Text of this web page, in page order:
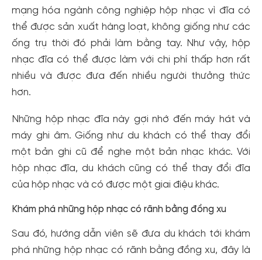
mạng hóa ngành công nghiệp hộp nhạc vì đĩa có
thể được sản xuất hàng loạt, không giống như các
ống trụ thời đó phải làm bằng tay. Như vậy, hộp
nhạc đĩa có thể được làm với chi phí thấp hơn rất
nhiều và được đưa đến nhiều người thưởng thức
hơn.
Những hộp nhạc đĩa này gợi nhớ đến máy hát và
máy ghi âm. Giống như du khách có thể thay đổi
một bản ghi cũ để nghe một bản nhạc khác. Với
hộp nhạc đĩa, du khách cũng có thể thay đổi đĩa
của hộp nhạc và có được một giai điệu khác.
Khám phá những hộp nhạc có rãnh bằng đồng xu
Sau đó, hướng dẫn viên sẽ đưa du khách tới khám
phá những hộp nhạc có rãnh bằng đồng xu, đây là